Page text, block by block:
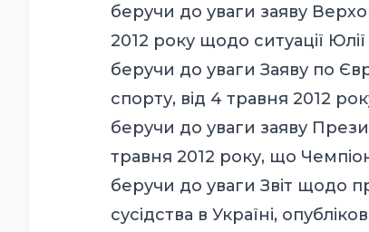
беручи до уваги заяву
2012 року щодо ситуації
беручи до уваги Заяву по
спорту, від 4 травня 2012
беручи до уваги заяву
травня 2012 року, що
беручи до уваги Звіт щодо
сусідства в Україні,